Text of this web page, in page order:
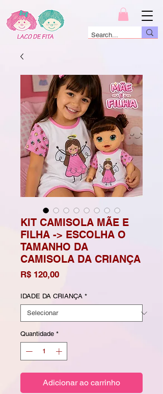
KIT CAMISOLA MÃE E
FILHA -> ESCOLHA O
TAMANHO DA
CAMISOLA DA CRIANÇA
R$ 120,00Preço
IDADE DA CRIANÇA *
Quantidade *
Adicionar ao carrinho